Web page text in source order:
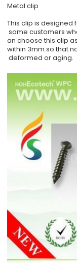
Metal clip
This clip is designed
some customers
an choose this clip
within 3mm so that
deformed or aging.